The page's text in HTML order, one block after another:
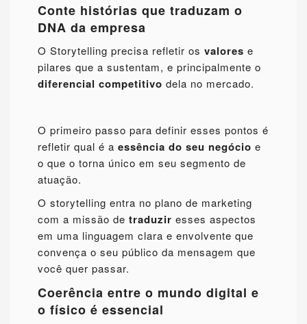
Conte histórias que traduzam o
DNA da empresa
O Storytelling precisa refletir os valores e
pilares que a sustentam, e principalmente o
diferencial competitivo dela no mercado.
O primeiro passo para definir esses pontos é
refletir qual é a essência do seu negócio e
o que o torna único em seu segmento de
atuação.
O storytelling entra no plano de marketing
com a missão de traduzir esses aspectos
em uma linguagem clara e envolvente que
convença o seu público da mensagem que
você quer passar.
Coerência entre o mundo digital e
o físico é essencial